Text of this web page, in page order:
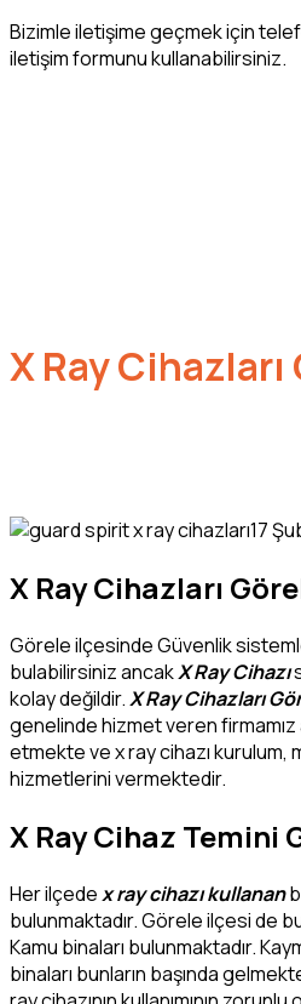
Bizimle iletişime geçmek için
iletişim formunu kullanabilirsiniz.
X Ray Cihazları
17
X Ray Cihazları
Görele ilçesinde Güvenlik
bulabilirsiniz ancakX Ray Cihazı
kolay değildir.X Ray Cihazları
genelinde hizmet veren
etmekte ve x ray cihazı kurulum,
hizmetlerini vermektedir.
X Ray Cihaz Temini
Her ilçedex ray cihazı kullanan
bulunmaktadır. Görele ilçesi de
Kamu binaları bulunmaktadır.
binaları bunların başında